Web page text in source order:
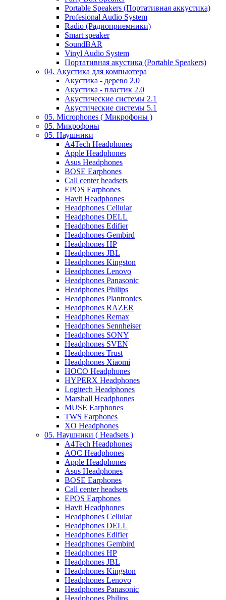
Portable Speakers (Портативная аккустика)
Profesional Audio System
Radio (Радиоприемники)
Smart speaker
SoundBAR
Vinyl Audio System
Портативная акустика (Portable Speakers)
04. Акустика для компьютера
Акустика - дерево 2.0
Акустика - пластик 2.0
Акустические системы 2.1
Акустические системы 5.1
05. Microphones ( Микрофоны )
05. Микрофоны
05. Наушники
A4Tech Headphones
Apple Headphones
Asus Headphones
BOSE Earphones
Call center headsets
EPOS Earphones
Havit Headphones
Headphones Cellular
Headphones DELL
Headphones Edifier
Headphones Gembird
Headphones HP
Headphones JBL
Headphones Kingston
Headphones Lenovo
Headphones Panasonic
Headphones Philips
Headphones Plantronics
Headphones RAZER
Headphones Remax
Headphones Sennheiser
Headphones SONY
Headphones SVEN
Headphones Trust
Headphones Xiaomi
HOCO Headphones
HYPERX Headphones
Logitech Headphones
Marshall Headphones
MUSE Earphones
TWS Earphones
XO Headphones
05. Наушники ( Headsets )
A4Tech Headphones
AOC Headphones
Apple Headphones
Asus Headphones
BOSE Earphones
Call center headsets
EPOS Earphones
Havit Headphones
Headphones Cellular
Headphones DELL
Headphones Edifier
Headphones Gembird
Headphones HP
Headphones JBL
Headphones Kingston
Headphones Lenovo
Headphones Panasonic
Headphones Philips